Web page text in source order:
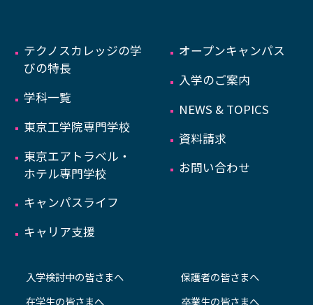
テクノスカレッジの学
びの特長
学科一覧
東京工学院専門学校
東京エアトラベル・
ホテル専門学校
キャンパスライフ
キャリア支援
オープンキャンパス
入学のご案内
NEWS & TOPICS
資料請求
お問い合わせ
入学検討中の皆さまへ
在学生の皆さまへ
保護者の皆さまへ
卒業生の皆さまへ